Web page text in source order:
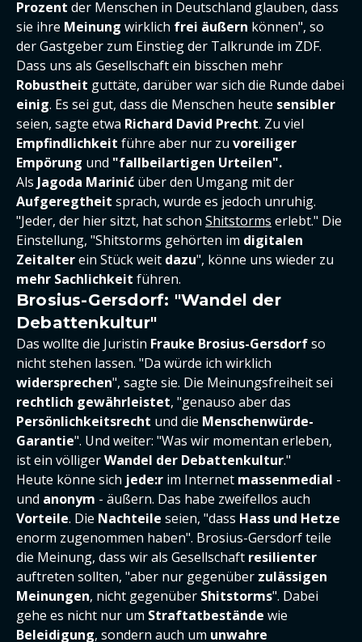
Prozent der Menschen in Deutschland glauben, dass
sie ihre Meinung wirklich frei äußern können", so
der Gastgeber zum Einstieg der Talkrunde im ZDF.
Dass uns als Gesellschaft ein bisschen mehr
Robustheit guttäte, darüber war sich die Runde dabei
einig. Es sei gut, dass die Menschen heute sensibler
seien, sagte etwa Richard David Precht. Zu viel
Empfindlichkeit führe aber nur zu voreiliger
Empörung und "fallbeilartigen Urteilen".
Als Jagoda Marinić über den Umgang mit der
Aufgeregtheit sprach, wurde es jedoch unruhig.
"Jeder, der hier sitzt, hat schon Shitstorms erlebt." Die
Einstellung, "Shitstorms gehörten im digitalen
Zeitalterein Stück weit dazu", könne uns wieder zu
mehr Sachlichkeit führen.
Brosius-Gersdorf: "Wandel der
Debattenkultur"
Das wollte die Juristin Frauke Brosius-Gersdorfso
nicht stehen lassen. "Da würde ich wirklich
widersprechen", sagte sie. Die Meinungsfreiheit sei
rechtlich gewährleistet, "genauso aber das
Persönlichkeitsrecht und die Menschenwürde-
Garantie". Und weiter: "Was wir momentan erleben,
ist ein völligerWandel der Debattenkultur."
Heute könne sich jede:r im Internet massenmedial -
und anonym - äußern. Das habe zweifellos auch
Vorteile. Die Nachteile seien, "dass Hass und Hetze
enorm zugenommen haben". Brosius-Gersdorf teile
die Meinung, dass wir als Gesellschaft resilienter
auftreten sollten, "aber nur gegenüber zulässigen
Meinungen, nicht gegenüber Shitstorms". Dabei
gehe es nicht nur um Straftatbestände wie
Beleidigung, sondern auch um unwahre